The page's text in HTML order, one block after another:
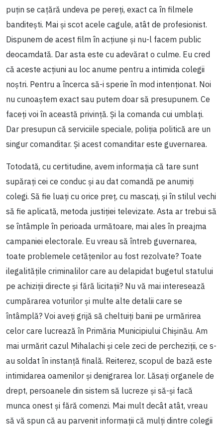
puțin se cațără undeva pe pereți, exact ca în filmele
banditești. Mai și scot acele cagule, atât de profesionist.
Dispunem de acest film în acțiune și nu-l facem public
deocamdată. Dar asta este cu adevărat o culme. Eu cred
că aceste acțiuni au loc anume pentru a intimida colegii
noștri. Pentru a încerca să-i sperie în mod intenționat. Noi
nu cunoaștem exact sau putem doar să presupunem. Ce
faceți voi în această privință. Și la comanda cui umblați.
Dar presupun că serviciile speciale, poliția politică are un
singur comanditar. Și acest comanditar este guvernarea.
Totodată, cu certitudine, avem informația că tare sunt
supărați cei ce conduc și au dat comandă pe anumiți
colegi. Să fie luați cu orice preț, cu mascați, și în stilul vechi
să fie aplicată, metoda justiției televizate. Asta ar trebui să
se întâmple în perioada următoare, mai ales în preajma
campaniei electorale. Eu vreau să întreb guvernarea,
toate problemele cetățenilor au fost rezolvate? Toate
ilegalitățile criminalilor care au delapidat bugetul statului
pe achiziții directe și fără licitații? Nu vă mai interesează
cumpărarea voturilor și multe alte detalii care se
întâmplă? Voi aveți grijă să cheltuiți banii pe urmărirea
celor care lucrează în Primăria Municipiului Chișinău. Am
mai urmărit cazul Mihalachi și cele zeci de percheziții, ce s-
au soldat în instanță finală. Reiterez, scopul de bază este
intimidarea oamenilor și denigrarea lor. Lăsați organele de
drept, persoanele din sistem să lucreze și să-și facă
munca onest și fără comenzi. Mai mult decât atât, vreau
să vă spun că au parvenit informații că mulți dintre colegii